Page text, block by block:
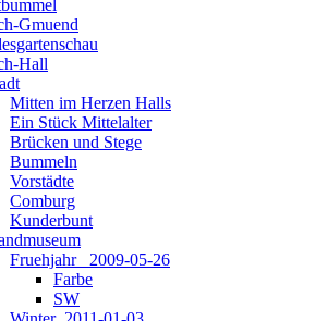
Gmuend
Hall
Mitten im Herzen Halls
Ein Stück Mittelalter
Brücken und Stege
Bummeln
Vorstädte
Comburg
Kunderbunt
Fruehjahr _2009-05-26
Farbe
SW